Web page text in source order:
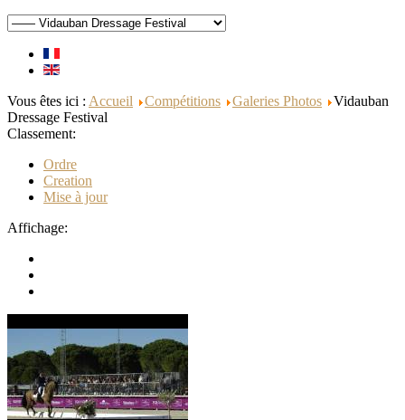
Vous êtes ici : Accueil Compétitions Galeries Photos
Vidauban
Dressage Festival
Classement:
Ordre
Creation
Mise à jour
Affichage: